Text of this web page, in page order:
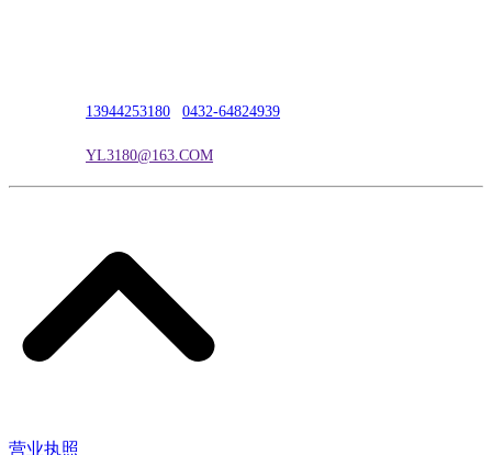
13944253180 0432-64824939
YL3180@163.COM
营业执照